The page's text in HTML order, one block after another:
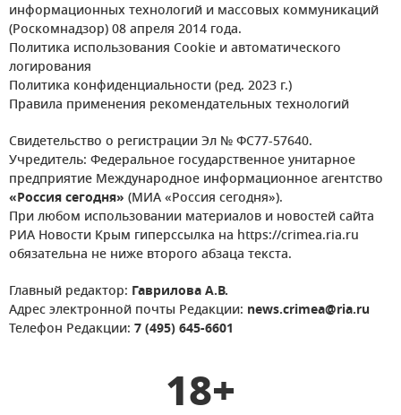
информационных технологий и массовых коммуникаций
(Роскомнадзор) 08 апреля 2014 года.
Политика использования Cookie и автоматического
логирования
Политика конфиденциальности (ред. 2023 г.)
Правила применения рекомендательных технологий
Свидетельство о регистрации Эл № ФС77-57640.
Учредитель: Федеральное государственное унитарное
предприятие Международное информационное агентство
«Россия сегодня» (МИА «Россия сегодня»).
При любом использовании материалов и новостей сайта
РИА Новости Крым гиперссылка на https://crimea.ria.ru
обязательна не ниже второго абзаца текста.
Главный редактор: Гаврилова А.В.
Адрес электронной почты Редакции: news.crimea@ria.ru
Телефон Редакции: 7 (495) 645-6601
18+